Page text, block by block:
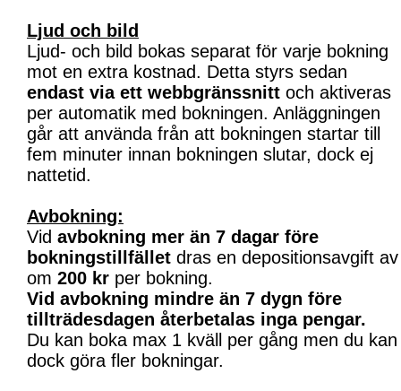
Ljud och bild
Ljud- och bild bokas separat för varje bokning
mot en extra kostnad. Detta styrs sedan
endast via ett webbgränssnitt och aktiveras
per automatik med bokningen. Anläggningen
går att använda från att bokningen startar till
fem minuter innan bokningen slutar, dock ej
nattetid.
Avbokning:
Vid avbokning mer än 7 dagar före
bokningstillfället dras en depositionsavgift av
om 200 kr per bokning.
Vid avbokning mindre än 7 dygn före
tillträdesdagen återbetalas inga pengar.
Du kan boka max 1 kväll per gång men du kan
dock göra fler bokningar.